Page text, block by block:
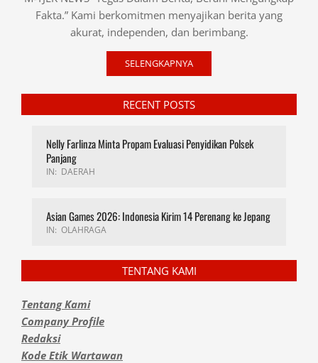
Fakta.” Kami berkomitmen menyajikan berita yang
akurat, independen, dan berimbang.
SELENGKAPNYA
RECENT POSTS
Nelly Farlinza Minta Propam Evaluasi Penyidikan Polsek
Panjang
IN: DAERAH
Asian Games 2026: Indonesia Kirim 14 Perenang ke Jepang
IN: OLAHRAGA
TENTANG KAMI
Tentang Kami
Company Profile
Redaksi
Kode Etik Wartawan